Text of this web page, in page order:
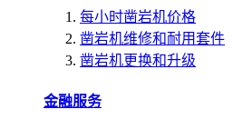
每小时凿岩机价格
凿岩机维修和耐用套件
凿岩机更换和升级
金融服务